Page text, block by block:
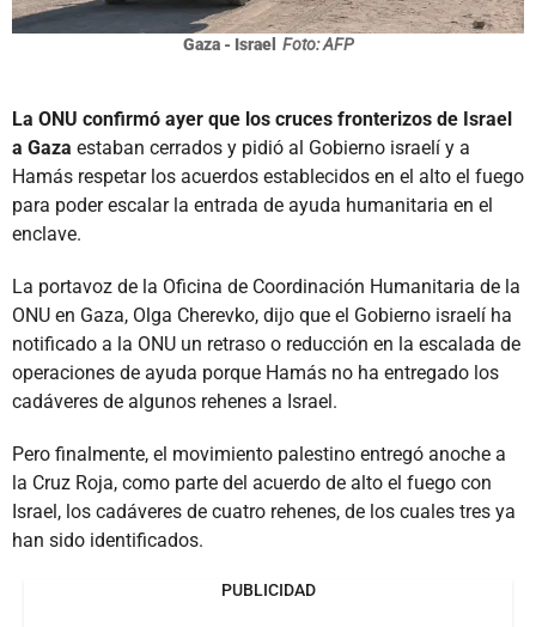
Gaza - Israel Foto: AFP
La ONU confirmó ayer que los cruces fronterizos de Israel
a Gaza estaban cerrados y pidió al Gobierno israelí y a
Hamás respetar los acuerdos establecidos en el alto el fuego
para poder escalar la entrada de ayuda humanitaria en el
enclave.
La portavoz de la Oficina de Coordinación Humanitaria de la
ONU en Gaza, Olga Cherevko, dijo que el Gobierno israelí ha
notificado a la ONU un retraso o reducción en la escalada de
operaciones de ayuda porque Hamás no ha entregado los
cadáveres de algunos rehenes a Israel.
Pero finalmente, el movimiento palestino entregó anoche a
la Cruz Roja, como parte del acuerdo de alto el fuego con
Israel, los cadáveres de cuatro rehenes, de los cuales tres ya
han sido identificados.
PUBLICIDAD